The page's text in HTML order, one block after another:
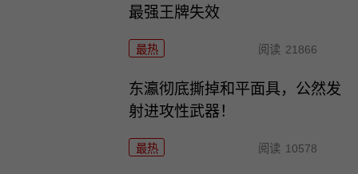
最强王牌失效
最热 阅读 21866
东瀛彻底撕掉和平面具，公然发
射进攻性武器！
最热 阅读 10578